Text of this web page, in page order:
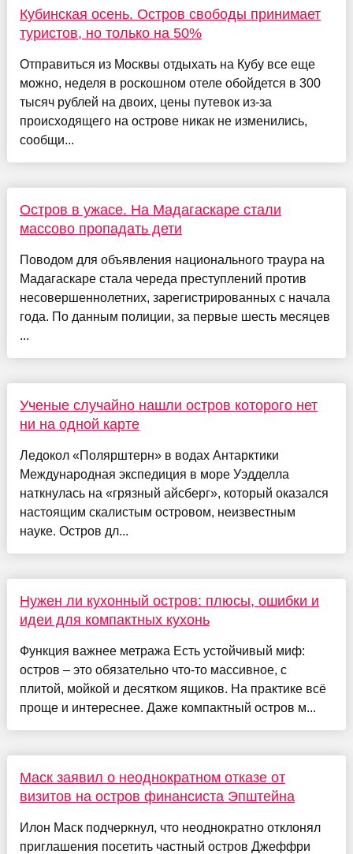
Кубинская осень. Остров свободы принимает
туристов, но только на 50%
Отправиться из Москвы отдыхать на Кубу все еще
можно, неделя в роскошном отеле обойдется в 300
тысяч рублей на двоих, цены путевок из-за
происходящего на острове никак не изменились,
сообщи...
Остров в ужасе. На Мадагаскаре стали
массово пропадать дети
Поводом для объявления национального траура на
Мадагаскаре стала череда преступлений против
несовершеннолетних, зарегистрированных с начала
года. По данным полиции, за первые шесть месяцев
...
Ученые случайно нашли остров которого нет
ни на одной карте
Ледокол «Полярштерн» в водах Антарктики
Международная экспедиция в море Уэдделла
наткнулась на «грязный айсберг», который оказался
настоящим скалистым островом, неизвестным
науке. Остров дл...
Нужен ли кухонный остров: плюсы, ошибки и
идеи для компактных кухонь
Функция важнее метража Есть устойчивый миф:
остров – это обязательно что-то массивное, с
плитой, мойкой и десятком ящиков. На практике всё
проще и интереснее. Даже компактный остров м...
Маск заявил о неоднократном отказе от
визитов на остров финансиста Эпштейна
Илон Маск подчеркнул, что неоднократно отклонял
приглашения посетить частный остров Джеффри